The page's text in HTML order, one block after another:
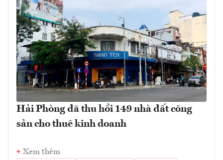
Hải Phòng đã thu hồi 149 nhà đất công
sản cho thuê kinh doanh
Xem thêm